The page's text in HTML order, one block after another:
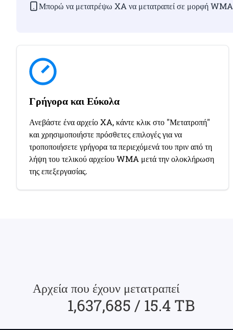
Μπορώ να μετατρέψω XA να μετατραπεί σε μορφή
Γρήγορα και Εύκολα
Ανεβάστε ένα αρχείο XA, κάντε κλικ στο "Μετατροπή"
και χρησιμοποιήστε πρόσθετες επιλογές για να
τροποποιήσετε γρήγορα τα περιεχόμενά του πριν από τη
λήψη του τελικού αρχείου WMA μετά την ολοκλήρωση
της επεξεργασίας.
Αρχεία που έχουν μετατραπεί
1,637,685 / 15.4 TB